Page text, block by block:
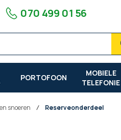
070 499 01 56
PORTOFOON
MOBIELE
TELEFONIE
snoeren Reserveonderdeel